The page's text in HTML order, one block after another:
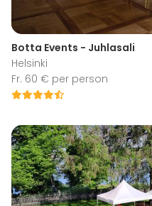
Botta Events - Juhlasali
Helsinki
Fr. 60 € per person